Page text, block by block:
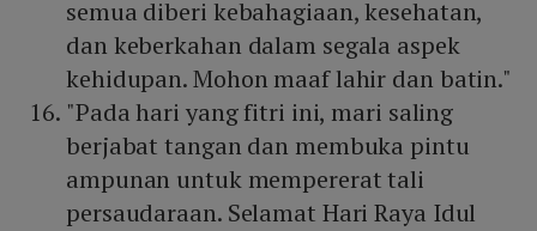
semua diberi kebahagiaan, kesehatan,
dan keberkahan dalam segala aspek
kehidupan. Mohon maaf lahir dan batin."
"Pada hari yang fitri ini, mari saling
berjabat tangan dan membuka pintu
ampunan untuk mempererat tali
persaudaraan. Selamat Hari Raya Idul